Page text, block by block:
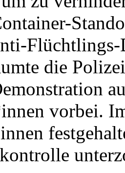
Flüchtlings-
die
vorbei.